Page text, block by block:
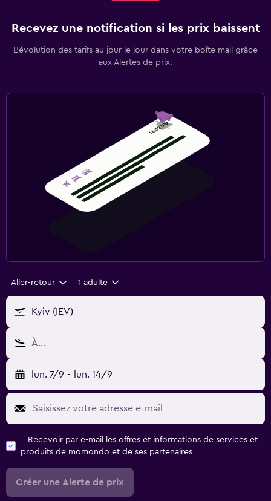
Recevez une notification si les prix baissent
L’évolution des tarifs au jour le jour dans votre boîte mail grâce
aux Alertes de prix.
Aller-retour 1 adulte
Kyiv (IEV)
À…
lun. 7/9 - lun. 14/9
Recevoir par e-mail les offres et informations de services et
produits de momondo et de ses partenaires
Créer une Alerte de prix